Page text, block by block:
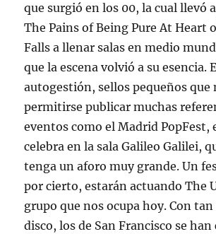
que surgió en los 00, la cual llevó
The Pains of Being Pure At Heart
Falls a llenar salas en medio
que la escena volvió a su esencia.
autogestión, sellos pequeños que
permitirse publicar muchas
eventos como el Madrid PopFest,
celebra en la sala Galileo Galilei,
tenga un aforo muy grande. Un
por cierto, estarán actuando The
grupo que nos ocupa hoy. Con
disco, los de San Francisco se